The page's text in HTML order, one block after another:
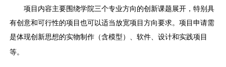
项目内容主要围绕学院三个专业方向的创新课题展开，特别具
有创意和可行性的项目也可以适当放宽项目方向要求。项目申请需
是体现创新思想的实物制作（含模型）、软件、设计和实践项目
等。